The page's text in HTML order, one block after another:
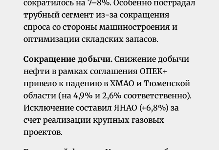
сократилось на 7–8%. Особенно пострадал
трубный сегмент из-за сокращения
спроса со стороны машиностроения и
оптимизации складских запасов.
Сокращение добычи. Снижение добычи
нефти в рамках соглашения ОПЕК+
привело к падению в ХМАО и Тюменской
области (на 4,9% и 2,6% соответственно).
Исключение составил ЯНАО (+6,8%) за
счет реализации крупных газовых
проектов.